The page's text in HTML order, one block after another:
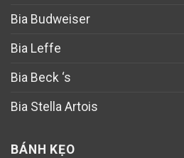
Bia Budweiser
Bia Leffe
Bia Beck ‘s
Bia Stella Artois
BÁNH KẸO